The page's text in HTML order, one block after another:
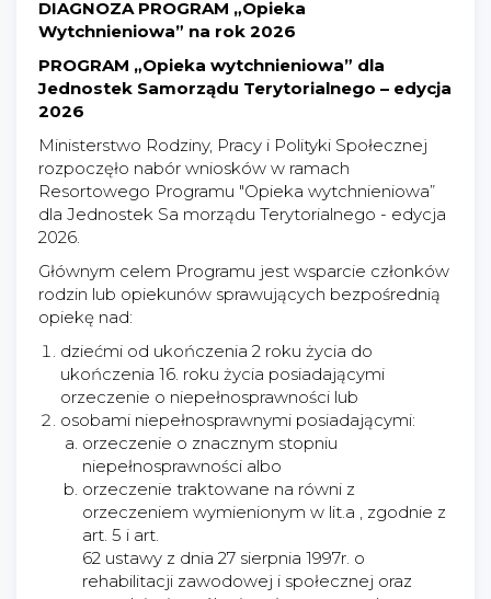
DIAGNOZA PROGRAM „Opieka
Wytchnieniowa” na rok 2026
PROGRAM „Opieka wytchnieniowa” dla
Jednostek Samorządu Terytorialnego – edycja
2026
Ministerstwo Rodziny, Pracy i Polityki Społecznej
rozpoczęło nabór wniosków w ramach
Resortowego Programu "Opieka wytchnieniowa”
dla Jednostek Sa morządu Terytorialnego - edycja
2026.
Głównym celem Programu jest wsparcie członków
rodzin lub opiekunów sprawujących bezpośrednią
opiekę nad:
dziećmi od ukończenia 2 roku życia do
ukończenia 16. roku życia posiadającymi
orzeczenie o niepełnosprawności lub
osobami niepełnosprawnymi posiadającymi:
orzeczenie o znacznym stopniu
niepełnosprawności albo
orzeczenie traktowane na równi z
orzeczeniem wymienionym w lit.a , zgodnie z
art. 5 i art.
62 ustawy z dnia 27 sierpnia 1997r. o
rehabilitacji zawodowej i społecznej oraz